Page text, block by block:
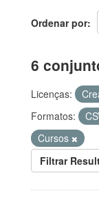
Ordenar por
6
Licenças:
Formatos:
Cursos
Filtrar